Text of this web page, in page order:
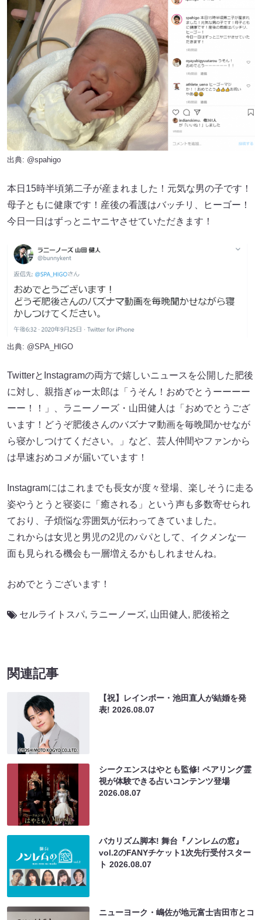
出典: @spahigo
本日15時半頃第二子が産まれました！元気な男の子です！
母子ともに健康です！産後の看護はバッチリ、ヒーゴー！
今日一日はずっとニヤニヤさせていただきます！
出典: @SPA_HIGO
TwitterとInstagramの両方で嬉しいニュースを公開した肥後
に対し、親指ぎゅー太郎は「うそん！おめでとうーーーー
ーー！！」、ラニーノーズ・山田健人は「おめでとうござ
います！どうぞ肥後さんのバズナマ動画を毎晩聞かせなが
ら寝かしつけてください。」など、芸人仲間やファンから
は早速おめコメが届いています！
Instagramにはこれまでも長女が度々登場、楽しそうに走る
姿やうとうと寝姿に「癒される」という声も多数寄せられ
ており、子煩悩な雰囲気が伝わってきていました。
これからは女児と男児の2児のパパとして、イクメンな一
面も見られる機会も一層増えるかもしれませんね。
おめでとうございます！
セルライトスパ, ラニーノーズ, 山田健人 , 肥後裕之
関連記事
【祝】レインボー・池田直人が結婚を発
表!2026.08.07
シークエンスはやとも監修! ペアリング霊
視が体験できる占いコンテンツ登場
2026.08.07
バカリズム脚本! 舞台『ノンレムの窓』
vol.2のFANYチケット1次先行受付スター
ト2026.08.07
ニューヨーク・嶋佐が地元富士吉田市とコ